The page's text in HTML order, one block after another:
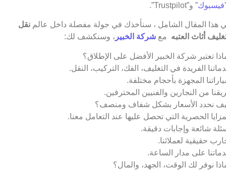
فيسبوك” و”Trustpilot”.
هذا المقال الشامل ، سنأخذك في جولة مفصلة داخل عالم نقل
أثاث العتبه مع شركة الخبير ، وسنكشف لك:
تعتبر شركة الخبير الأفضل على الإطلاق؟
الفريدة في التغليف، الفك، التركيب، النقل.
المجهزة بأحجام مختلفة.
من النجارين والفنيين المحترفين.
نحدد الأسعار بشكل شفاف ومنصف؟
الحصرية التي تحصل عليها عند التعامل معنا.
شائعة وإجابات دقيقة.
حقيقية لعملائنا.
على مدار الساعة.
نوفر لك الوقت، الجهد، والمال؟